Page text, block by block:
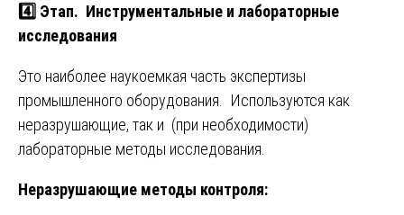
4️⃣ Этап. Инструментальные и лабораторные
исследования
Это наиболее наукоемкая часть экспертизы
промышленного оборудования. Используются как
неразрушающие, так и (при необходимости)
лабораторные методы исследования.
Неразрушающие методы контроля: